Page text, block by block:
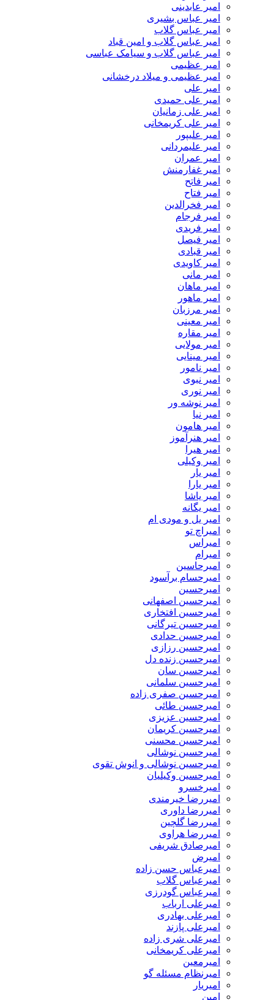
امیر عابدینی
امیر عباس بشیری
امیر عباس گلاب
امیر عباس گلاب و امین قباد
امیر عباس گلاب و سیامک عباسی
امیر عظیمی
امیر عظیمی و میلاد درخشانی
امیر علی
امیر علی حمیدی
امیر علی زمانیان
امیر علی کریمخانی
امیر علیپور
امیر علیمردانی
امیر عمران
امیر غفارمنش
امیر فاتح
امیر فتاح
امیر فخرالدین
امیر فرجام
امیر فریدی
امیر فیصل
امیر قبادی
امیر کاویدی
امیر مانی
امیر ماهان
امیر ماهور
امیر مرزبان
امیر معینی
امیر مقاره
امیر مولایی
امیر مینایی
امیر نامور
امیر نبوی
امیر نوری
امیر نوشه ور
امیر نیا
امیر هامون
امیر هنرآموز
امیر هیرا
امیر وکیلی
امیر یار
امیر یارا
امیر یاشا
امیر یگانه
امیر یل و مودی ام
امیراچ تو
امیراس
امیرام
امیرحاسین
امیرحسام برآسود
امیرحسین
امیرحسین اصفهانی
امیرحسین افتخاری
امیرحسین تیرگانی
امیرحسین حدادی
امیرحسین رزازی
امیرحسین زنده دل
امیرحسین سان
امیرحسین سلمانی
امیرحسین صفری زاده
امیرحسین طائی
امیرحسین عزیزی
امیرحسین کریمان
امیرحسین محسنی
امیرحسین نوشالی
امیرحسین نوشالی و انوش تقوی
امیرحسین وکیلیان
امیرخسرو
امیررضا خیرمندی
امیررضا داوری
امیررضا گلچین
امیررضا هراوی
امیرصادق شریفی
امیرض
امیرعباس حسن زاده
امیرعباس گلاب
امیرعباس گودرزی
امیرعلی ارباب
امیرعلی بهادری
امیرعلی پازند
امیرعلی شری زاده
امیرعلی کریمخانی
امیرمعین
امیرنظام مسئله گو
امیریار
امین